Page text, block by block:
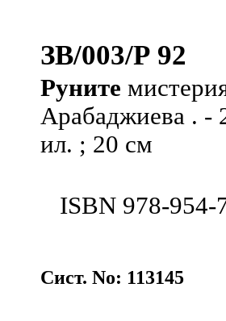
ЗВ/003/Р 92
Руните
Арабаджиева . -
ил. ; 20 см
ISBN 978-954-
Сист. No: 113145